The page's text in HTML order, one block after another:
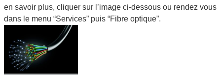
en savoir plus, cliquer sur l’image ci-dessous ou rendez vous
dans le menu “Services” puis “Fibre optique”.